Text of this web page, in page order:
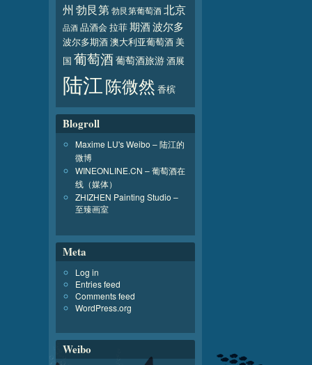
州 勃艮第勃艮第葡萄酒北京
品酒品酒会 拉菲期酒波尔多
波尔多期酒澳大利亚葡萄酒美
国 葡萄酒葡萄酒旅游酒展
陆江陈微然 香槟
Blogroll
Maxime LU's Weibo – 陆江的
微博
WINEONLINE.CN – 葡萄酒在
线（媒体）
ZHIZHEN Painting Studio –
至臻画室
Meta
Log in
Entries feed
Comments feed
WordPress.org
Weibo